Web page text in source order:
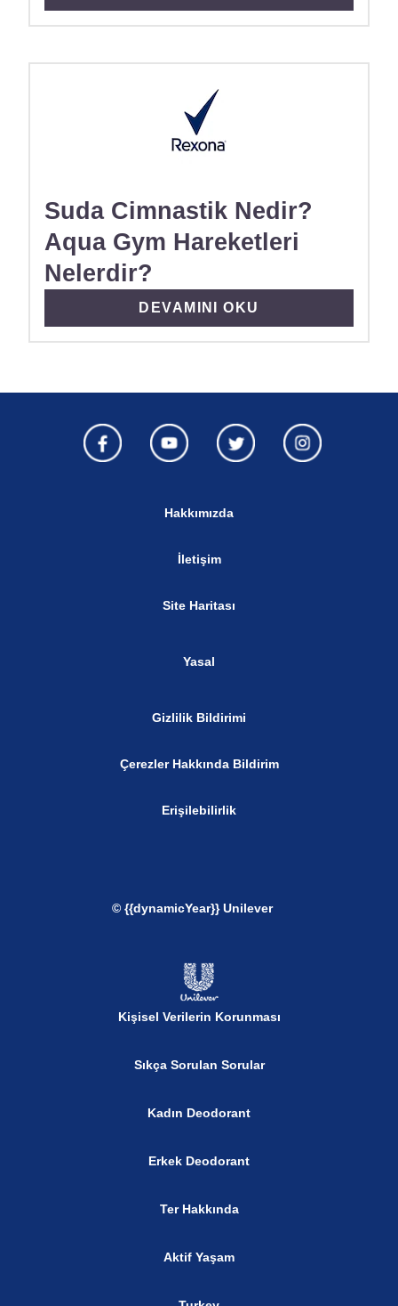
Suda Cimnastik Nedir?
Aqua Gym Hareketleri
Nelerdir?
DISCOVER MORE ABOUT
DEVAMINI OKU
Hakkımızda
İletişim
Site Haritası
Yasal
Gizlilik Bildirimi
Çerezler Hakkında Bildirim
Erişilebilirlik
Kişisel Verilerin Korunması
Sıkça Sorulan Sorular
Kadın Deodorant
Erkek Deodorant
Ter Hakkında
Aktif Yaşam
© {{dynamicYear}} Unilever